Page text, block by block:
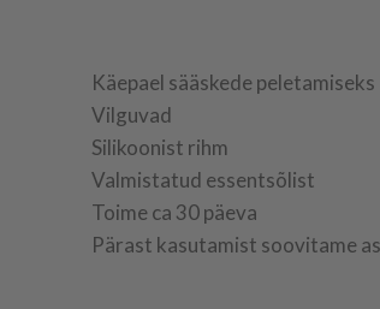
Käepael sääskede peletamiseks
Vilguvad
Silikoonist rihm
Valmistatud essentsõlist
Toime ca 30 päeva
Pärast kasutamist soovitame